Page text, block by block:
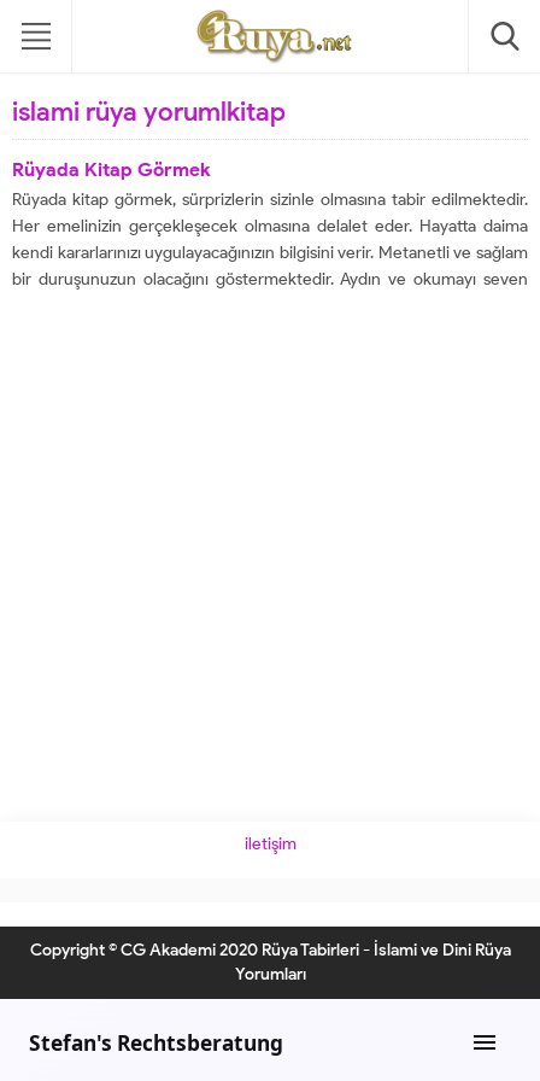
islami rüya yorumlkitap
Rüyada Kitap Görmek
Rüyada kitap görmek, sürprizlerin sizinle olmasına tabir edilmektedir.
Her emelinizin gerçekleşecek olmasına delalet eder. Hayatta daima
kendi kararlarınızı uygulayacağınızın bilgisini verir. Metanetli ve sağlam
bir duruşunuzun olacağını göstermektedir. Aydın ve okumayı seven
iletişim
Copyright © CG Akademi 2020 Rüya Tabirleri - İslami ve Dini Rüya
Yorumları